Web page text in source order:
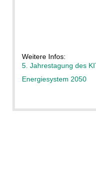
Weitere Infos:
5. Jahrestagung des
Energiesystem 2050